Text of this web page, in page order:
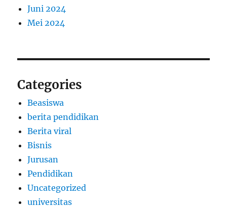
Juni 2024
Mei 2024
Categories
Beasiswa
berita pendidikan
Berita viral
Bisnis
Jurusan
Pendidikan
Uncategorized
universitas